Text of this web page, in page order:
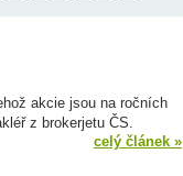
akcie jsou na ročních
z brokerjetu ČS.
celý článek »